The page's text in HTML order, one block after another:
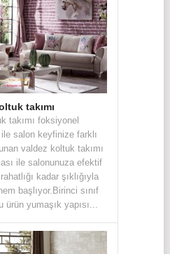
takımı
takımı foksiyonel
salon keyfinize farklı
valdez koltuk takımı
ile salonunuza efektif
kadar şıklığıyla
başlıyor.Birinci sınıf
ürün yumaşık yapısı...